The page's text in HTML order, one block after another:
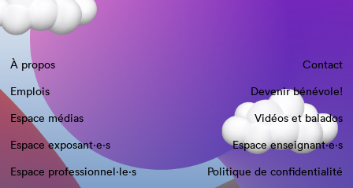
À propos
Contact
Emplois
Devenir bénévole!
Espace médias
Vidéos et balados
Espace exposant·e⋅s
Espace enseignant·e⋅s
Espace professionnel·le⋅s
Politique de confidentialité